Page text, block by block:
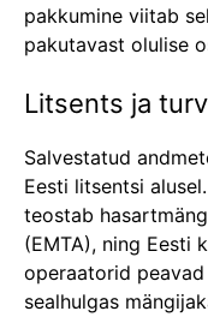
pakkumine viitab
pakutavast olulise
Litsents ja
Salvestatud
Eesti litsentsi
teostab
(EMTA), ning Eesti
operaatorid
sealhulgas